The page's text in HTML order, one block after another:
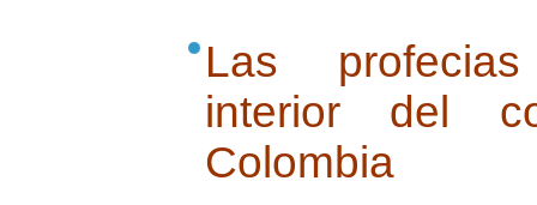
Las
interior del
Colombia